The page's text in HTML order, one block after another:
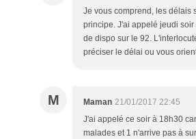
Je vous comprend, les délais
principe. J'ai appelé jeudi
de dispo sur le 92.
préciser le délai ou vous
M Maman 21/01/2017 22:45
J'ai appelé ce soir à 18h30
malades et 1 n'arrive pas à